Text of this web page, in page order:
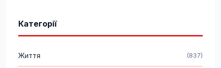
Категорії
Життя (837)